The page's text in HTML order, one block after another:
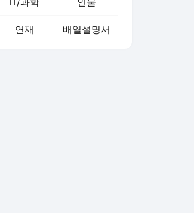
연재 배열설명서